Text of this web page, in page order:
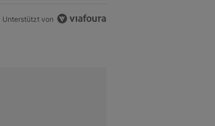
Unterstützt von